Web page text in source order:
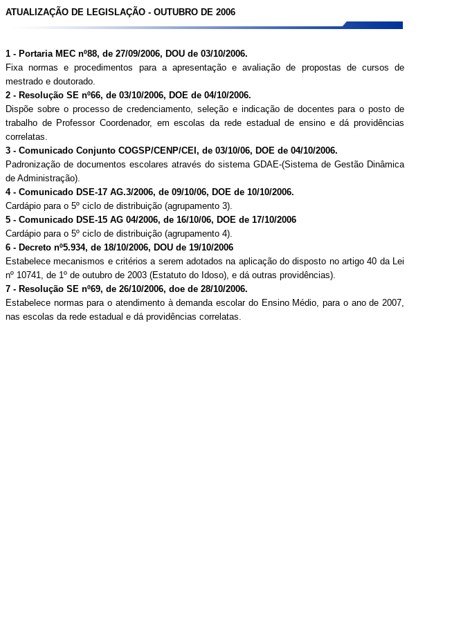
ATUALIZAÇÃO DE LEGISLAÇÃO - OUTUBRO DE 2006
1 - Portaria MEC nº88, de 27/09/2006, DOU de 03/10/2006.
Fixa normas e procedimentos para a apresentação e avaliação de propostas de cursos de
mestrado e doutorado.
2 - Resolução SE nº66, de 03/10/2006, DOE de 04/10/2006.
Dispõe sobre o processo de credenciamento, seleção e indicação de docentes para o posto de
trabalho de Professor Coordenador, em escolas da rede estadual de ensino e dá providências
correlatas.
3 - Comunicado Conjunto COGSP/CENP/CEI, de 03/10/06, DOE de 04/10/2006.
Padronização de documentos escolares através do sistema GDAE-(Sistema de Gestão Dinâmica
de Administração).
4 - Comunicado DSE-17 AG.3/2006, de 09/10/06, DOE de 10/10/2006.
Cardápio para o 5º ciclo de distribuição (agrupamento 3).
5 - Comunicado DSE-15 AG 04/2006, de 16/10/06, DOE de 17/10/2006
Cardápio para o 5º ciclo de distribuição (agrupamento 4).
6 - Decreto nº5.934, de 18/10/2006, DOU de 19/10/2006
Estabelece mecanismos e critérios a serem adotados na aplicação do disposto no artigo 40 da Lei
nº 10741, de 1º de outubro de 2003 (Estatuto do Idoso), e dá outras providências).
7 - Resolução SE nº69, de 26/10/2006, doe de 28/10/2006.
Estabelece normas para o atendimento à demanda escolar do Ensino Médio, para o ano de 2007,
nas escolas da rede estadual e dá providências correlatas.